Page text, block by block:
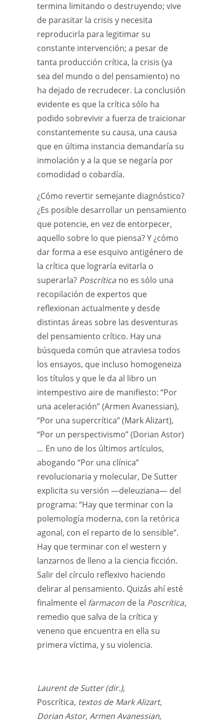
termina limitando o destruyendo; vive
de parasitar la crisis y necesita
reproducirla para legitimar su
constante intervención; a pesar de
tanta producción crítica, la crisis (ya
sea del mundo o del pensamiento) no
ha dejado de recrudecer. La conclusión
evidente es que la crítica sólo ha
podido sobrevivir a fuerza de traicionar
constantemente su causa, una causa
que en última instancia demandaría su
inmolación y a la que se negaría por
comodidad o cobardía.
¿Cómo revertir semejante diagnóstico?
¿Es posible desarrollar un pensamiento
que potencie, en vez de entorpecer,
aquello sobre lo que piensa? Y ¿cómo
dar forma a ese esquivo antigénero de
la crítica que lograría evitarla o
superarla? Poscrítica no es sólo una
recopilación de expertos que
reflexionan actualmente y desde
distintas áreas sobre las desventuras
del pensamiento crítico. Hay una
búsqueda común que atraviesa todos
los ensayos, que incluso homogeneiza
los títulos y que le da al libro un
intempestivo aire de manifiesto: “Por
una aceleración” (Armen Avanessian),
“Por una supercrítica” (Mark Alizart),
“Por un perspectivismo” (Dorian Astor)
… En uno de los últimos artículos,
abogando “Por una clínica”
revolucionaria y molecular, De Sutter
explicita su versión —deleuziana— del
programa: “Hay que terminar con la
polemología moderna, con la retórica
agonal, con el reparto de lo sensible”.
Hay que terminar con el western y
lanzarnos de lleno a la ciencia ficción.
Salir del círculo reflexivo haciendo
delirar al pensamiento. Quizás ahí esté
finalmente el farmacon de la Poscrítica,
remedio que salva de la crítica y
veneno que encuentra en ella su
primera víctima, y su violencia.
Laurent de Sutter (dir.),
Poscrítica, textos de Mark Alizart,
Dorian Astor, Armen Avanessian,